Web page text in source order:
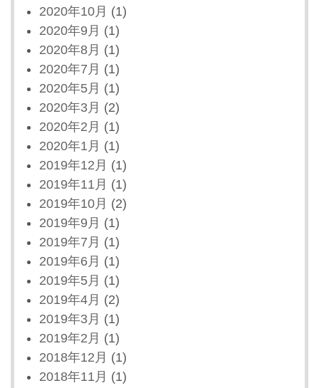
2020年10月 (1)
2020年9月 (1)
2020年8月 (1)
2020年7月 (1)
2020年5月 (1)
2020年3月 (2)
2020年2月 (1)
2020年1月 (1)
2019年12月 (1)
2019年11月 (1)
2019年10月 (2)
2019年9月 (1)
2019年7月 (1)
2019年6月 (1)
2019年5月 (1)
2019年4月 (2)
2019年3月 (1)
2019年2月 (1)
2018年12月 (1)
2018年11月 (1)